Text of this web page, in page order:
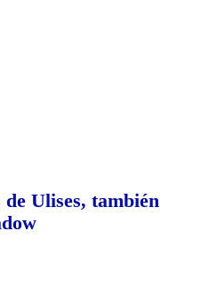
Ulises, también